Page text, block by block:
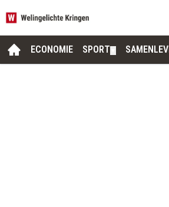
ECONOMIE SPORT